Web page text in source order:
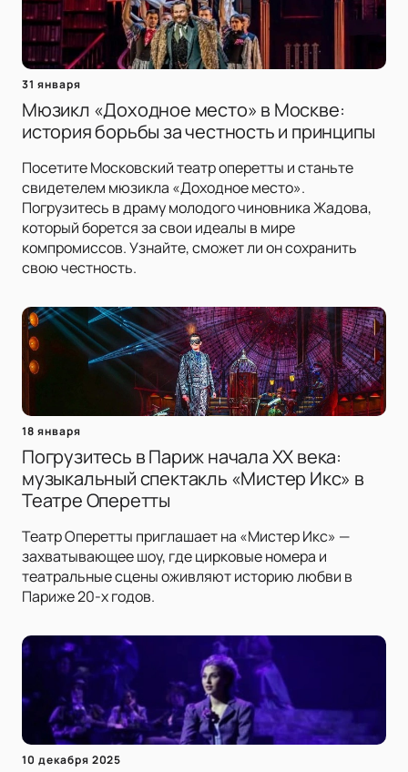
31 января
Мюзикл «Доходное место» в Москве:
история борьбы за честность и принципы
Посетите Московский театр оперетты и станьте
свидетелем мюзикла «Доходное место».
Погрузитесь в драму молодого чиновника Жадова,
который борется за свои идеалы в мире
компромиссов. Узнайте, сможет ли он сохранить
свою честность.
18 января
Погрузитесь в Париж начала XX века:
музыкальный спектакль «Мистер Икс» в
Театре Оперетты
Театр Оперетты приглашает на «Мистер Икс» —
захватывающее шоу, где цирковые номера и
театральные сцены оживляют историю любви в
Париже 20-х годов.
10 декабря 2025